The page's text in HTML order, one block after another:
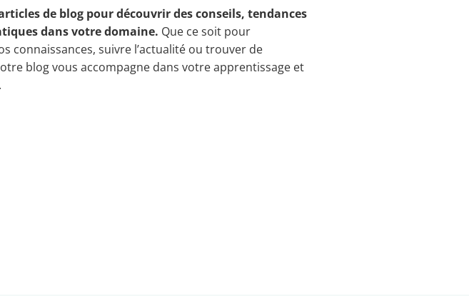
de blog pour découvrir des conseils, tendances
dans votre domaine. Que ce soit pour
connaissances, suivre l’actualité ou trouver de
blog vous accompagne dans votre apprentissage et